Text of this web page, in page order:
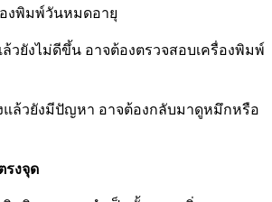
งพิมพ์วันหมดอายุ
วยังไม่ดีขึ้น อาจต้องตรวจสอบเครื่องพิมพ์
แล้วยังมีปัญหา อาจต้องกลับมาดูหมึกหรือ
รงจุด